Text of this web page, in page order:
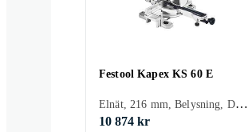
Festool Kapex KS 60 E
Elnät, 216 mm, Belysning, Dammuppsugning, Mjukstart, Glidstänger
10 874 kr